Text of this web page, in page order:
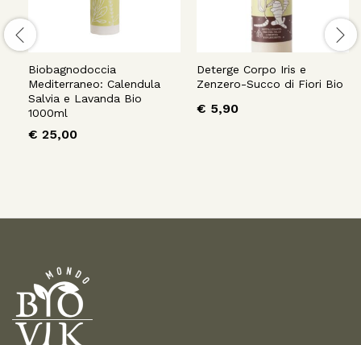
Biobagnodoccia
Mediterraneo: Calendula
Salvia e Lavanda Bio
1000ml
€ 25,00
Deterge Corpo Iris e
Zenzero-Succo di Fiori Bio
€ 5,90